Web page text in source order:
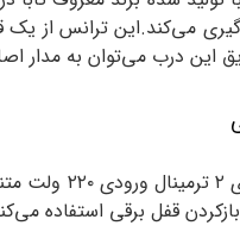
این درب می‌توان به
قفل برقی استفاده